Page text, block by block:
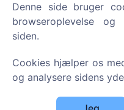
Søg
Denne side bruger
browseroplevelse
siden.
Cookies hjælper os
og analysere sidens